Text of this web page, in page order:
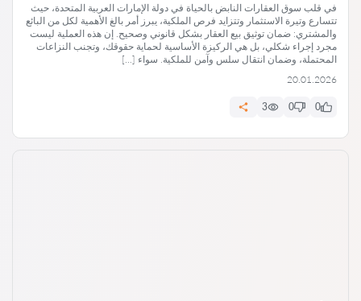
في قلب سوق العقارات النابض بالحياة في دولة الإمارات العربية المتحدة، حيث
تتسارع وتيرة الاستثمار وتتزايد فرص الملكية، يبرز أمر بالغ الأهمية لكل من البائع
والمشتري: ضمان توثيق بيع العقار بشكل قانوني وصحيح. إن هذه العملية ليست
مجرد إجراء شكلي، بل هي الركيزة الأساسية لحماية حقوقك، وتجنب النزاعات
المحتملة، وضمان انتقال سلس وآمن للملكية. سواء […]
20.01.2026
0
0
3